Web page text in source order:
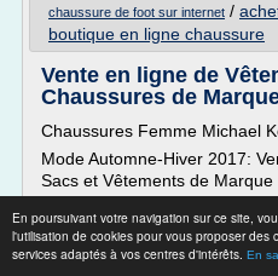
En poursuivant votre navigation sur ce site,
l'utilisation de cookies pour vous proposer des
services adaptés à vos centres d'intérêts. En
chaussure de foot sur internet /
boutique en ligne chaussure
Vente en ligne de
Chaussures de
Chaussures Femme Michael
Mode Automne-Hiver 2017:
Sacs et Vêtements de Marque
Raffaello Network vous
Hiver 2017 de plus de 150
boutique en ligne offrant le